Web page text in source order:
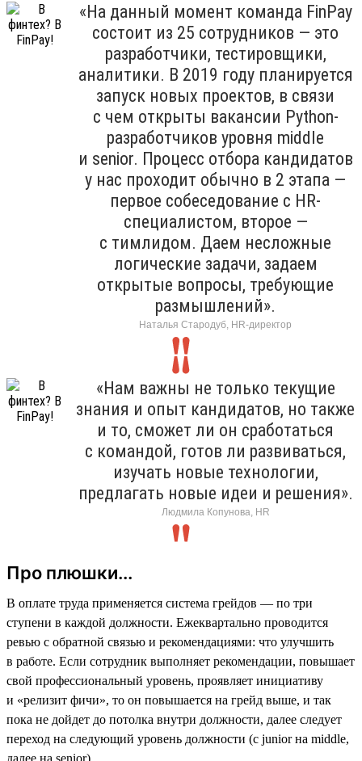
«На данный момент команда FinPay
состоит из 25 сотрудников — это
разработчики, тестировщики,
аналитики. В 2019 году планируется
запуск новых проектов, в связи
с чем открыты вакансии Python-
разработчиков уровня middle
и senior. Процесс отбора кандидатов
у нас проходит обычно в 2 этапа —
первое собеседование с HR-
специалистом, второе —
с тимлидом. Даем несложные
логические задачи, задаем
открытые вопросы, требующие
размышлений».
Наталья Стародуб, HR-директор
«Нам важны не только текущие
знания и опыт кандидатов, но также
и то, сможет ли он сработаться
с командой, готов ли развиваться,
изучать новые технологии,
предлагать новые идеи и решения».
Людмила Копунова, HR
Про плюшки...
В оплате труда применяется система грейдов — по три
ступени в каждой должности. Ежеквартально проводится
ревью с обратной связью и рекомендациями: что улучшить
в работе. Если сотрудник выполняет рекомендации, повышает
свой профессиональный уровень, проявляет инициативу
и «релизит фичи», то он повышается на грейд выше, и так
пока не дойдет до потолка внутри должности, далее следует
переход на следующий уровень должности (с junior на middle,
далее на senior).